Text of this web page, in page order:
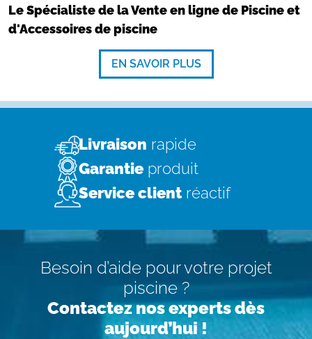
Le Spécialiste de la Vente en ligne de Piscine et
d'Accessoires de piscine
EN SAVOIR PLUS
Livraison rapide
Garantie produit
Service client réactif
Besoin d’aide pour votre projet
piscine ?
Contactez nos experts dès
aujourd’hui !